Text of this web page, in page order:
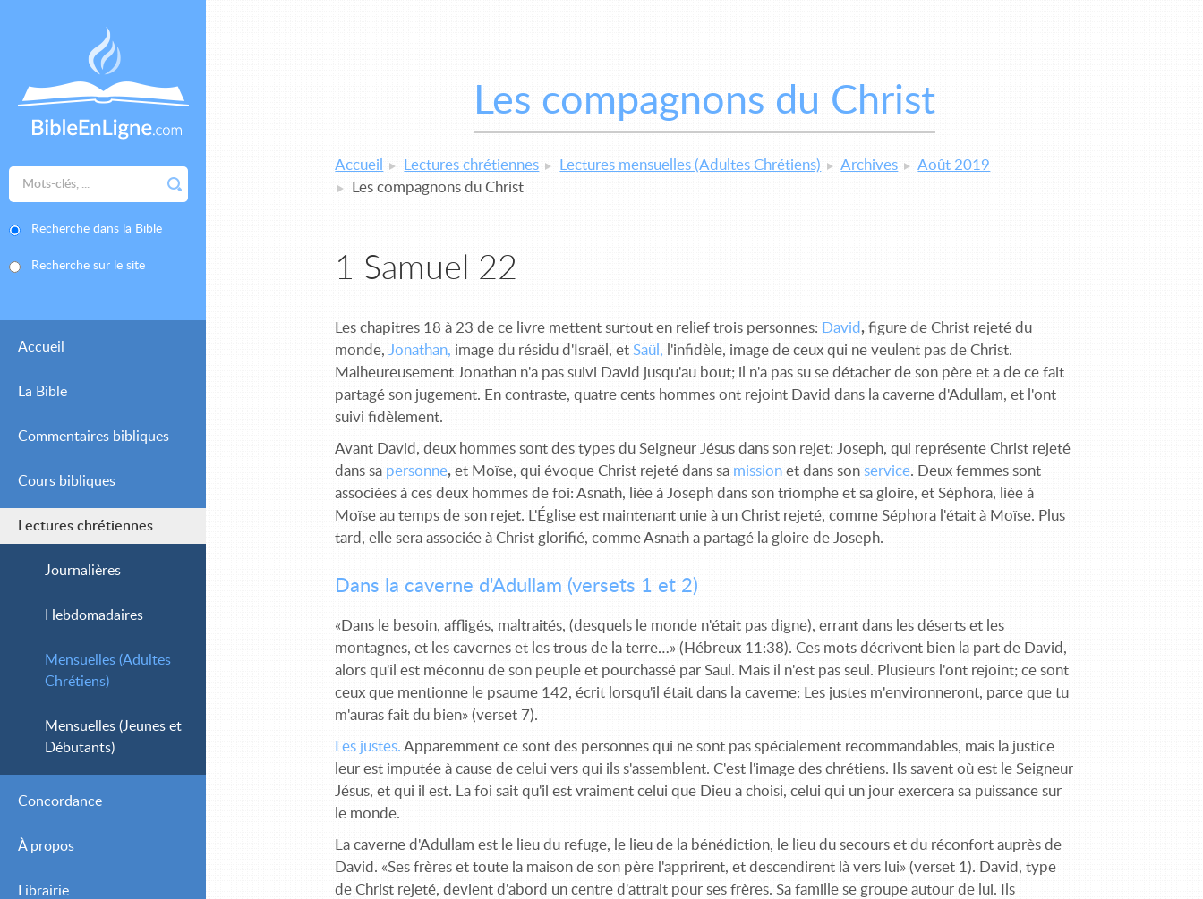
Recherche dans la Bible
Recherche sur le site
Accueil
La Bible
Commentaires bibliques
Simple
Intermédiaire
Avancé
Cours bibliques
Lectures chrétiennes
Journalières
Hebdomadaires
Mensuelles (Adultes
Chrétiens)
Mensuelles (Jeunes et
Débutants)
Concordance
À propos
Librairie
Les compagnons du Christ
Accueil Lectures chrétiennes Lectures mensuelles (Adultes Chrétiens) Archives
Août 2019
Les compagnons du Christ
1 Samuel 22
Les chapitres 18 à 23 de ce livre mettent surtout en relief trois personnes: David, figure de Christ rejeté du
monde, Jonathan, image du résidu d'Israël, etSaül, l'infidèle, image de ceux qui ne veulent pas de Christ.
Malheureusement Jonathan n'a pas suivi David jusqu'au bout; il n'a pas su se détacher de son père et a de ce fait
partagé son jugement. En contraste, quatre cents hommes ont rejoint David dans la caverne d'Adullam, et l'ont
suivi fidèlement.
Avant David, deux hommes sont des types du Seigneur Jésus dans son rejet: Joseph, qui représente Christ rejeté
dans sa personne, et Moïse, qui évoque Christ rejeté dans sa mission et dans son service. Deux femmes sont
associées à ces deux hommes de foi: Asnath, liée à Joseph dans son triomphe et sa gloire, et Séphora, liée à
Moïse au temps de son rejet. L'Église est maintenant unie à un Christ rejeté, comme Séphora l'était à Moïse. Plus
tard, elle sera associée à Christ glorifié, comme Asnath a partagé la gloire de Joseph.
Dans la caverne d'Adullam (versets 1 et 2)
«Dans le besoin, affligés, maltraités, (desquels le monde n'était pas digne), errant dans les déserts et les
montagnes, et les cavernes et les trous de la terre…» (Hébreux 11:38). Ces mots décrivent bien la part de David,
alors qu'il est méconnu de son peuple et pourchassé par Saül. Mais il n'est pas seul. Plusieurs l'ont rejoint; ce sont
ceux que mentionne le psaume 142, écrit lorsqu'il était dans la caverne: Les justes m'environneront, parce que tu
m'auras fait du bien» (verset 7).
Les justes. Apparemment ce sont des personnes qui ne sont pas spécialement recommandables, mais la justice
leur est imputée à cause de celui vers qui ils s'assemblent. C'est l'image des chrétiens. Ils savent où est le Seigneur
Jésus, et qui il est. La foi sait qu'il est vraiment celui que Dieu a choisi, celui qui un jour exercera sa puissance sur
le monde.
La caverne d'Adullam est le lieu du refuge, le lieu de la bénédiction, le lieu du secours et du réconfort auprès de
David. «Ses frères et toute la maison de son père l'apprirent, et descendirent là vers lui» (verset 1). David, type
de Christ rejeté, devient d'abord un centre d'attrait pour ses frères. Sa famille se groupe autour de lui. Ils